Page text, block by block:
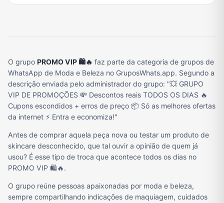
O grupo PROMO VIP 🛍️🔥 faz parte da categoria de grupos de
WhatsApp de Moda e Beleza no GruposWhats.app. Segundo a
descrição enviada pelo administrador do grupo: "💥 GRUPO
VIP DE PROMOÇÕES 💸 Descontos reais TODOS OS DIAS 🔥
Cupons escondidos + erros de preço 📦 Só as melhores ofertas
da internet ⚡ Entra e economiza!"
Antes de comprar aquela peça nova ou testar um produto de
skincare desconhecido, que tal ouvir a opinião de quem já
usou? É esse tipo de troca que acontece todos os dias no
PROMO VIP 🛍️🔥.
O grupo reúne pessoas apaixonadas por moda e beleza,
sempre compartilhando indicações de maquiagem, cuidados